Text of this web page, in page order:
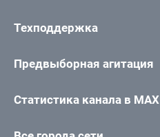
Техподдержка
Предвыборная агитация
Статистика канала в MAX